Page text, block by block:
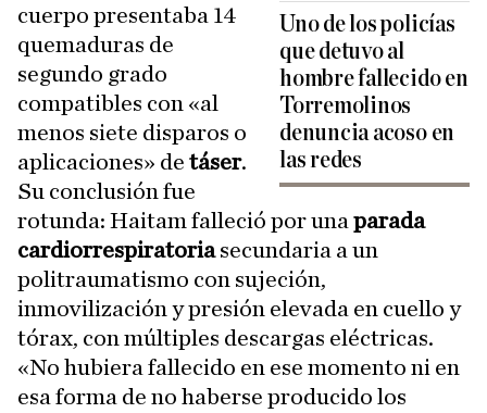
Uno de los policías
que detuvo al
hombre fallecido en
Torremolinos
denuncia acoso en
las redes
cuerpo presentaba 14
quemaduras de
segundo grado
compatibles con «al
menos siete disparos o
aplicaciones» de táser.
Su conclusión fue
rotunda: Haitam falleció por una parada
cardiorrespiratoriasecundaria a un
politraumatismo con sujeción,
inmovilización y presión elevada en cuello y
tórax, con múltiples descargas eléctricas.
«No hubiera fallecido en ese momento ni en
esa forma de no haberse producido los